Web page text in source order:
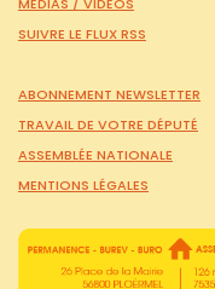
MÉDIAS / VIDÉOS
SUIVRE LE FLUX RSS
ABONNEMENT NEWSLETTER
TRAVAIL DE VOTRE DÉPUTÉ
ASSEMBLÉE NATIONALE
MENTIONS LÉGALES